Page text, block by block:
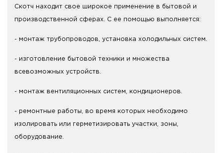
Скотч находит свое широкое применение в бытовой и
производственной сферах. С ее помощью выполняется:
- монтаж трубопроводов, установка холодильных систем.
- изготовление бытовой техники и множества
всевозможных устройств.
- монтаж вентиляционных систем, кондиционеров.
- ремонтные работы, во время которых необходимо
изолировать или герметизировать участки, зоны,
оборудование.